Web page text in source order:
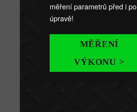
měření parametrů před i po
úpravě!
MĚŘENÍ
VÝKONU >